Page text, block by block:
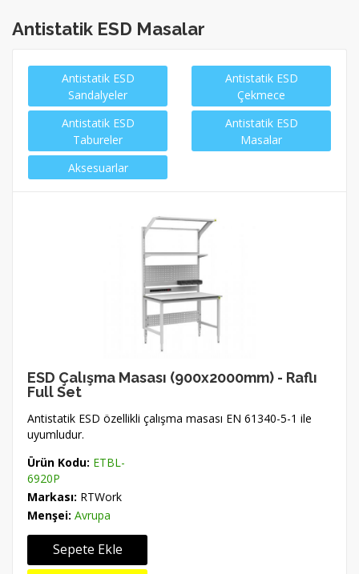
Antistatik ESD Masalar
Antistatik ESD
Sandalyeler
Antistatik ESD
Çekmece
Antistatik ESD
Tabureler
Antistatik ESD
Masalar
Aksesuarlar
ESD Çalışma Masası (900x2000mm) - Raflı
Full Set
Antistatik ESD özellikli çalışma masası EN 61340-5-1 ile
uyumludur.
Ürün Kodu: ETBL-
6920P
Markası: RTWork
Menşei: Avrupa
Sepete Ekle